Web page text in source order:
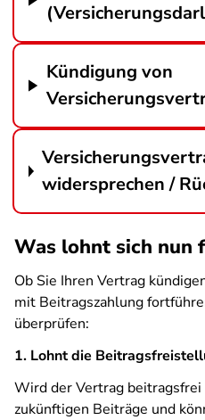
Kündigung von
widersprechen /
Was lohnt sich nun
Ob Sie Ihren Vertrag
mit Beitragszahlung
überprüfen:
1. Lohnt die
Wird der Vertrag
zukünftigen Beiträge und